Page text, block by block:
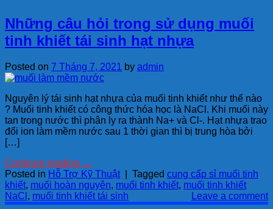
Những câu hỏi trong sử dụng muối
tinh khiết tái sinh hạt nhựa
Posted on 7 Tháng 7, 2021 by admin
Nguyên lý tái sinh hạt nhựa của muối tinh khiết như thế nào
? Muối tinh khiết có công thức hóa học là NaCl. Khi muối này
tan trong nước thì phân ly ra thành Na+ và Cl-. Hạt nhựa trao
đổi ion làm mềm nước sau 1 thời gian thì bị trung hòa bởi
[…]
Continue reading →
Posted in Hỗ Trợ Kỹ Thuật Tagged cung cấp sỉ muối tinh
khiết, muối hoàn nguyên, muối tinh khiết, muối tinh khiết
NaCl , muối tinh khiết tái sinh Leave a comment